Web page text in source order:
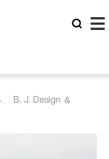
B. J. Design ＆